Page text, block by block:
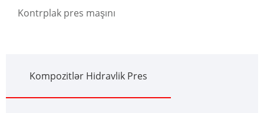
Kontrplak pres maşını
Kompozitlər Hidravlik Pres